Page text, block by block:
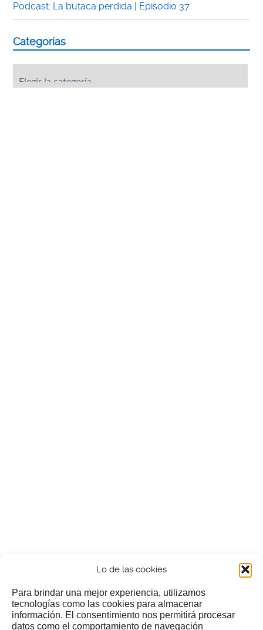
Lo de las cookies
Para brindar una mejor experiencia, utilizamos
tecnologías como las cookies para almacenar
información. El consentimiento nos permitirá procesar
datos como el comportamiento de navegación
Podcast: La butaca perdida | Episodio 37
Categorías
¿Nos invitas a un cafecillo?